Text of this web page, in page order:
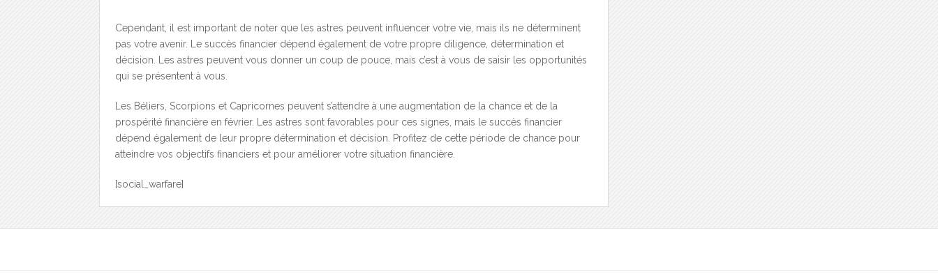
Cependant, il est important de noter que les astres peuvent influencer votre vie, mais ils ne déterminent
pas votre avenir. Le succès financier dépend également de votre propre diligence, détermination et
décision. Les astres peuvent vous donner un coup de pouce, mais c’est à vous de saisir les opportunités
qui se présentent à vous.
Les Béliers, Scorpions et Capricornes peuvent s’attendre à une augmentation de la chance et de la
prospérité financière en février. Les astres sont favorables pour ces signes, mais le succès financier
dépend également de leur propre détermination et décision. Profitez de cette période de chance pour
atteindre vos objectifs financiers et pour améliorer votre situation financière.
[social_warfare]